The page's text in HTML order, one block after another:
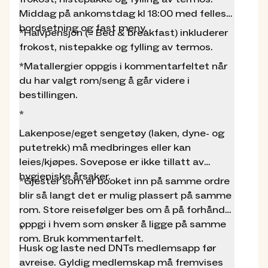
Hytta serverer lokal mat basert på lokale råvarer,
lokale mattradisjoner eller mat levert fra lokale
leverandører. DNT jobber i samarbeid med
lokal mat og matkultur på de betjente DNT-
hyttene.
eller saftflaske er inkludert i prisen for både
helpensjon og halvpensjon (Bed & Breakfast).
Middag serveres klokken 18.00 med felles
bordsetning og fast meny. Ved mange gjester vil
det være en ny bordsetning klokken 19.30. Ved
forventet ankomst etter kl. 18.00, vennligst gi
beskjed direkte til hytta på forhånd. Ved
ankomst etter kl. 20.00 kan ikke full middag
påregnes. Husk å meld ifra til hytta ved
Middag på ankomstdag kl 18:00 med felles
bordsetning og fast meny.
*Halvpensjon (= Bed & breakfast) inkluderer
frokost, nistepakke og fylling av termos.
*Matallergier oppgis i kommentarfeltet når
du har valgt rom/seng å går videre i
bestillingen.
*
Lakenpose/eget sengetøy (laken, dyne- og
putetrekk) må medbringes eller kan
leies/kjøpes. Sovepose er ikke tillatt av
hygieniske årsaker.
*Gjester som er booket inn på samme ordre
blir så langt det er mulig plassert på samme
rom. Store reisefølger bes om å på forhånd
oppgi i hvem som ønsker å ligge på samme
rom. Bruk kommentarfelt.
*
Husk og laste ned DNTs medlemsapp før
avreise. Gyldig medlemskap må fremvises